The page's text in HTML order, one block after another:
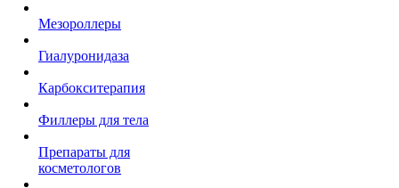
Мезороллеры
Гиалуронидаза
Карбокситерапия
Филлеры для тела
Препараты для
косметологов